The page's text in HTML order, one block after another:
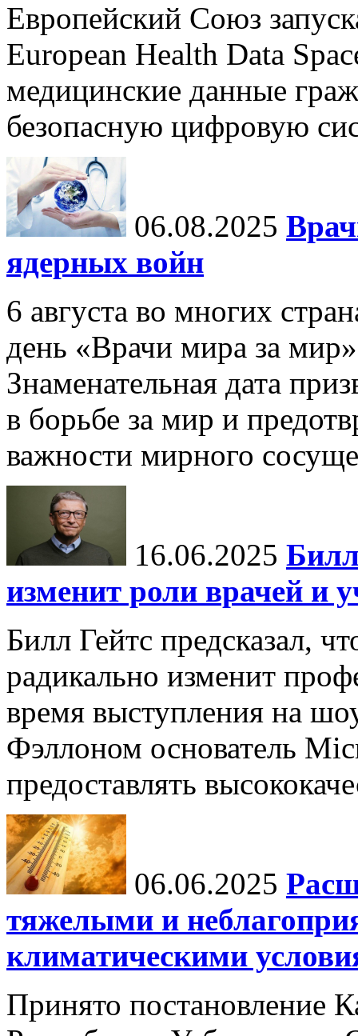
Европейский Союз
European Health Data
медицинские данные
безопасную цифровую
06.08.2025
ядерных войн
6 августа во многих
день «Врачи мира за
Знаменательная дата
в борьбе за мир и
важности мирного
16.06.2025
изменит роли врачей и
Билл Гейтс предсказал,
радикально изменит
время выступления на
Фэллоном основатель
предоставлять
06.06.2025
тяжелыми и
климатическими
Принято постановление